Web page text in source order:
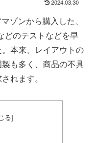
2024.03.30
ゾンから購入した、
どのテストなどを早
本来、レイアウトの
も多く、商品の不具
れます。